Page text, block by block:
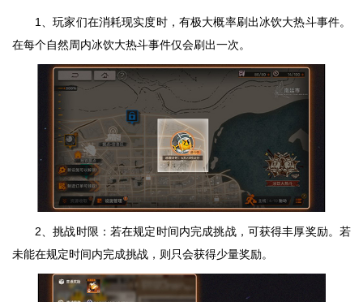
1、玩家们在消耗现实度时，有极大概率刷出冰饮大热斗事件。
在每个自然周内冰饮大热斗事件仅会刷出一次。
2、挑战时限：若在规定时间内完成挑战，可获得丰厚奖励。若
未能在规定时间内完成挑战，则只会获得少量奖励。